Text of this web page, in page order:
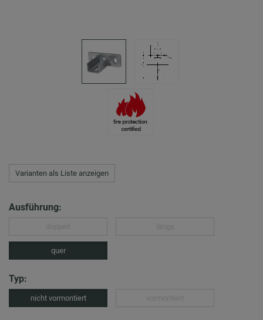
Varianten als Liste anzeigen
Ausführung:
quer
Typ:
nicht vormontiert